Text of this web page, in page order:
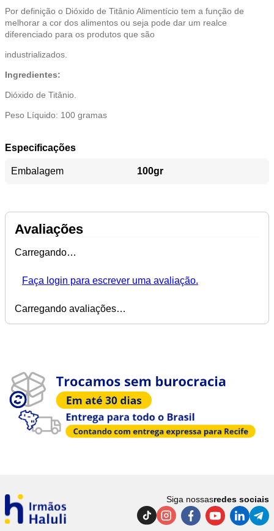
Por definição o Dióxido de Titânio Alimentício tem a função de
melhorar a cor dos alimentos ou seja pode dar um realce
diferenciado para os produtos que são
industrializados.
Ingredientes:
Dióxido de Titânio.
Peso Líquido: 100 gramas
Especificações
Embalagem 100gr
Avaliações
Carregando…
Faça login para escrever uma avaliação.
Carregando avaliações…
Siga nossasredes sociais